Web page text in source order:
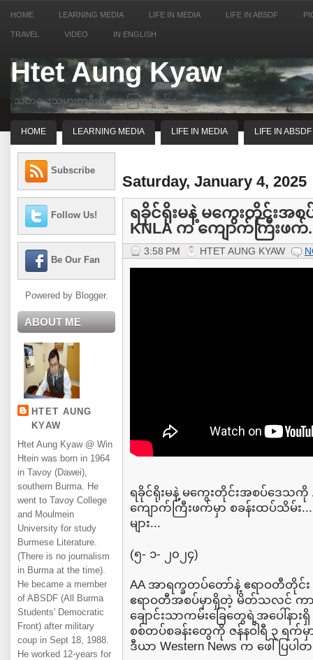
HOME LEARNING MEDIA LIFE IN MEDIA LIFE IN ABSDF
TRAVEL VIDEO IN ENGLISH
Htet Aung Kyaw
သတင္းသမားတဦးရဲ့ အေတြးအျမင္မ်ား
HOME LEARNING MEDIA LIFE IN MEDIA LIFE IN ABSDF
Subscribe
Follow Us!
Be Our Fan
Powered by Blogger.
ABOUT ME
HTET AUNG
KYAW
Htet Aung Kyaw @ Win
Htein was born in 1964
in Tavoy (Dawei),
southern Burma. He
went to Tavoy College
and Moulmein
University for study
Burmese Literature.
(There is no journalism
in Burma at the time).
He became a member
of ABSDF (All Burma
Students' Democratic
Front) after military
coup in Sept 18, 1988.
He worked 12-years for
Saturday, January 4, 2025
ရခိုင်ရိုးမနဲ့ မကွေးတိုင်းအ
KNLA က ကျောက်ကြီးဖက်
3:58 PM HTET AUNG KYAW
ရခိုင်ရိုးမနဲ့ မကွေးတိုင်းအစပ်ဒေသကို
ကျောက်ကြီးဖက်မှာ စခန်းထပ်သိမ်
များ...
(၅- ၁- ၂၀၂၄)
AA အာရက္ခတပ်တော်နဲ့ ဧရာဝတီတိုင်း
ဧရာဝတီအစပ်မှာရှိတဲ့ မိတ်သလင် ကာ
ချောင်းသာကမ်းခြေတွေရဲ့အပေါ်နား
စစ်တပ်စခန်းတွေကို ဇန်နဝါရီ ၃
ဒီယာ Western News က ဖေါ်ပြပါ